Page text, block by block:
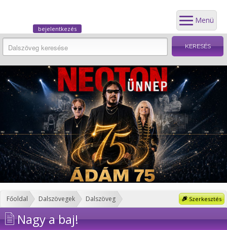
Menü
bejelentkezés
Szerkesztés
Főoldal Dalszövegek Dalszöveg
Nagy a baj!